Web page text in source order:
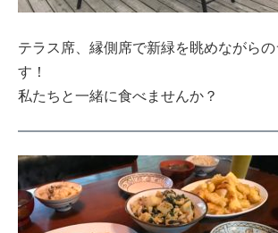
テラス席、縁側席で新緑を眺めながら
す！
私たちと一緒に食べませんか？